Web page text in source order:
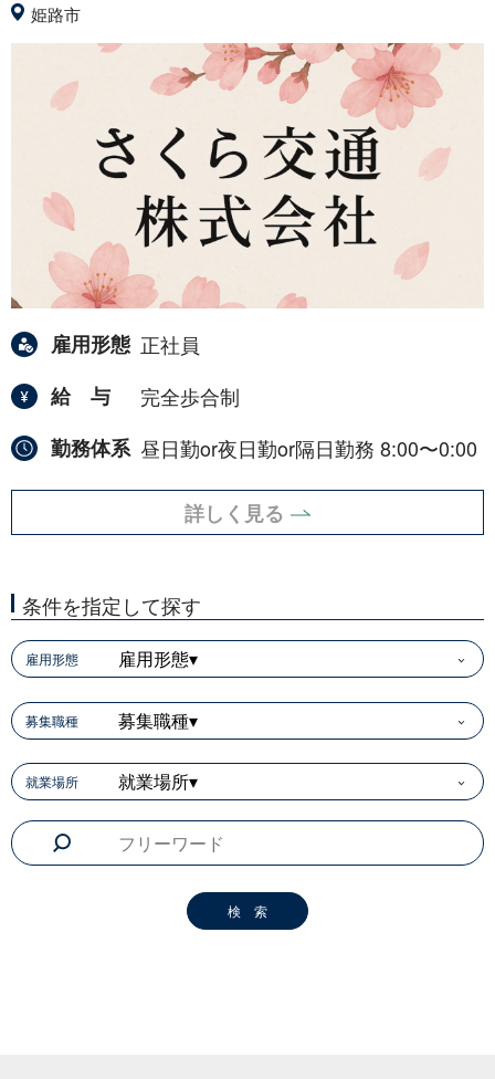
姫路市
雇用形態 正社員
給与
完全歩合制
勤務体系 昼日勤or夜日勤or隔日勤務 8:00〜0:00
詳しく見る
条件を指定して探す
雇用形態 雇用形態▾
募集職種 募集職種▾
就業場所 就業場所▾